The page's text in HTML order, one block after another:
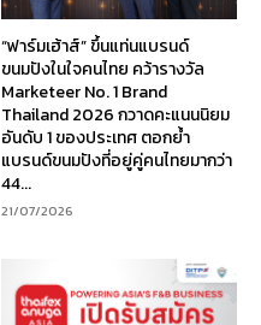
“ฟาร์มเฮ้าส์” ขึ้นแท่นแบรนด์
ขนมปังในใจคนไทย คว้ารางวัล
Marketeer No. 1 Brand
Thailand 2026 กวาดคะแนนนิยม
อันดับ 1 ของประเทศ ตอกย้ำ
แบรนด์ขนมปังที่อยู่คู่คนไทยมากว่า
44...
21/07/2026